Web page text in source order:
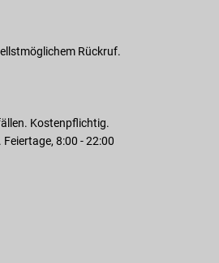
Rückruf.
Kostenpflichtig.
8:00 - 22:00